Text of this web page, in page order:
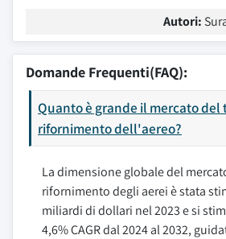
Autori:
Domande Frequenti(FAQ):
Quanto è grande il mercato del
rifornimento dell'aereo?
La dimensione globale del
rifornimento degli aerei è stata
miliardi di dollari nel 2023 e si
4,6% CAGR dal 2024 al 2032,